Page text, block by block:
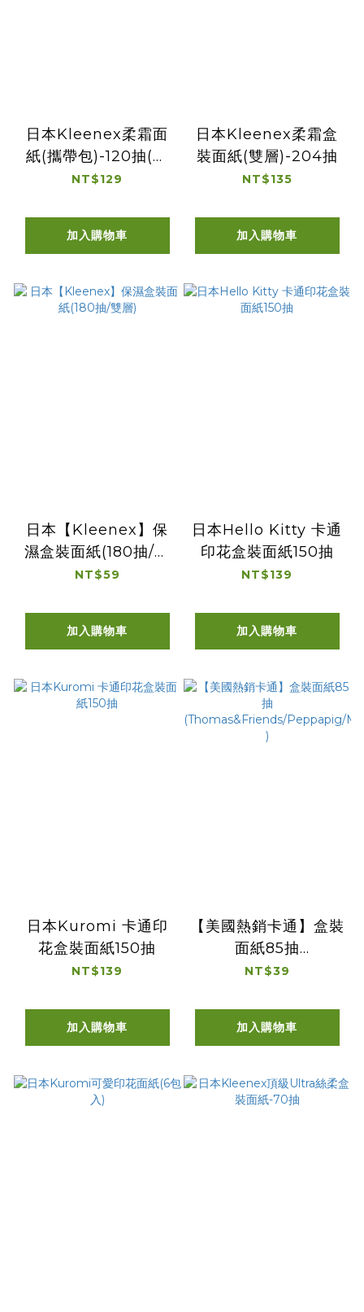
日本Kleenex柔霜面
紙(攜帶包)-120抽(包
裝隨機出貨)
NT$129
加入購物車
日本Kleenex柔霜盒
裝面紙(雙層)-204抽
NT$135
加入購物車
日本【Kleenex】保
濕盒裝面紙(180抽/雙
層)
NT$59
加入購物車
日本Hello Kitty 卡通
印花盒裝面紙150抽
NT$139
加入購物車
日本Kuromi 卡通印
花盒裝面紙150抽
NT$139
加入購物車
【美國熱銷卡通】盒裝
面紙85抽
(Thomas&Friends/
NT$39
加入購物車